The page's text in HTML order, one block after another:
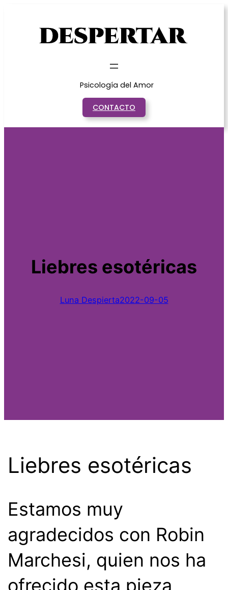
Psicología del Amor
CONTACTO
Liebres esotéricas
Luna Despierta2022-09-05
Liebres esotéricas
Estamos muy
agradecidos con Robin
Marchesi, quien nos ha
ofrecido esta pieza